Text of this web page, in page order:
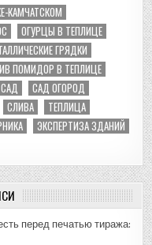
КАМЧАТСКОМ
ОГУРЦЫ В ТЕПЛИЦЕ
ГРЯДКИ
ПОМИДОР В ТЕПЛИЦЕ
САД
САД ОГОРОД
СЛИВА
ТЕПЛИЦА
ЭКСПЕРТИЗА ЗДАНИЙ
перед печатью тиража: